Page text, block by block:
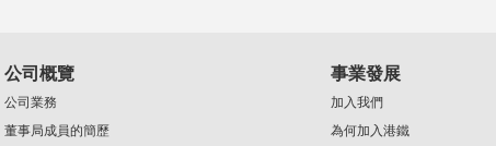
公司概覽
公司業務
董事局成員的簡歷
事業發展
加入我們
為何加入港鐵